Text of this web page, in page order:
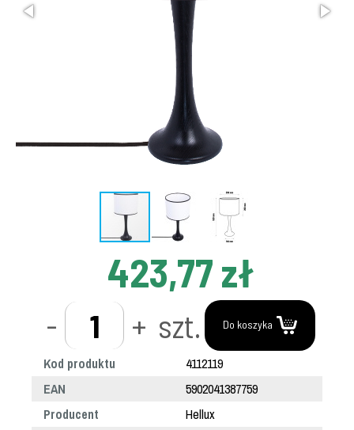
423,77 zł
- + szt. Do koszyka
Kod produktu
4112119
EAN
5902041387759
Producent
Hellux